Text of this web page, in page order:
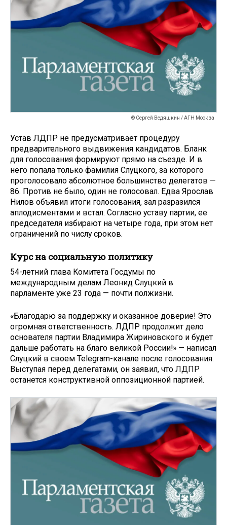
© Сергей Ведяшкин / АГН Москва
Устав ЛДПР не предусматривает процедуру
предварительного выдвижения кандидатов. Бланк
для голосования формируют прямо на съезде. И в
него попала только фамилия Слуцкого, за которого
проголосовало абсолютное большинство делегатов —
86. Против не было, один не голосовал. Едва Ярослав
Нилов объявил итоги голосования, зал разразился
аплодисментами и встал. Согласно уставу партии, ее
председателя избирают на четыре года, при этом нет
ограничений по числу сроков.
Курс на социальную политику
54-летний глава Комитета Госдумы по
международным делам Леонид Слуцкий в
парламенте уже 23 года — почти полжизни.
«Благодарю за поддержку и оказанное доверие! Это
огромная ответственность. ЛДПР продолжит дело
основателя партии Владимира Жириновского и будет
дальше работать на благо великой России!» — написал
Слуцкий в своем Telegram-канале после голосования.
Выступая перед делегатами, он заявил, что ЛДПР
останется конструктивной оппозиционной партией.